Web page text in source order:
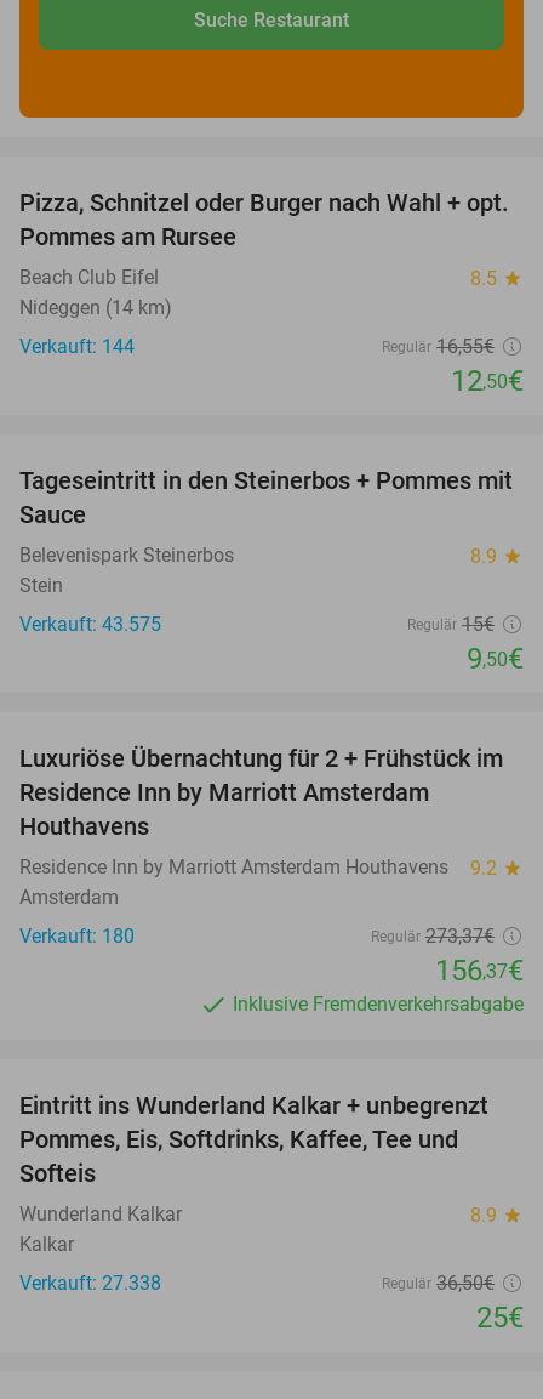
Suche Restaurant
24%
Pizza, Schnitzel oder Burger nach Wahl + opt.
Pommes am Rursee
Beach Club Eifel 8.5 star
Nideggen (14 km)
Verkauft: 144
Regulär 16,55€
12,50€
37%
Tageseintritt in den Steinerbos + Pommes mit
Sauce
Belevenispark Steinerbos 8.9 star
Stein
Verkauft: 43.575
Regulär 15€
9,50€
43%
Luxuriöse Übernachtung für 2 + Frühstück im
Residence Inn by Marriott Amsterdam
Houthavens
Residence Inn by Marriott Amsterdam Houthavens 9.2 star
Amsterdam
Verkauft: 180
Regulär 273,37€
156,37€
Inklusive Fremdenverkehrsabgabe
32%
Eintritt ins Wunderland Kalkar + unbegrenzt
Pommes, Eis, Softdrinks, Kaffee, Tee und
Softeis
Wunderland Kalkar 8.9 star
Kalkar
Verkauft: 27.338
Regulär 36,50€
25€